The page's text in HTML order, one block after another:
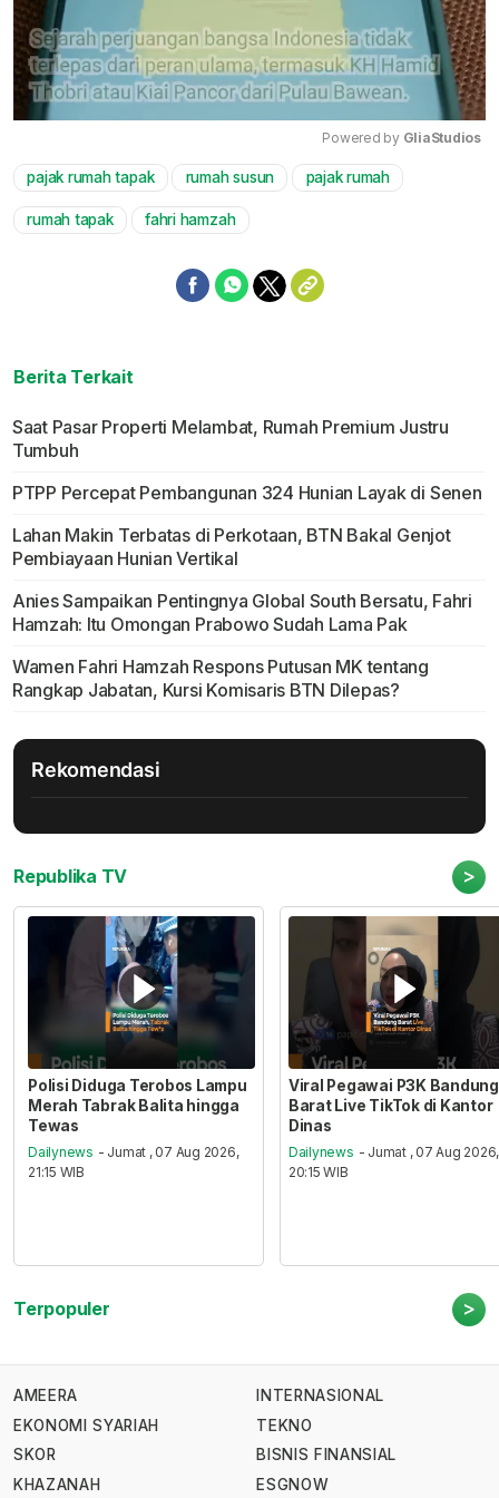
Powered by GliaStudios
pajak rumah tapak rumah susun pajak rumah
rumah tapak fahri hamzah
Berita Terkait
Saat Pasar Properti Melambat, Rumah Premium Justru
Tumbuh
PTPP Percepat Pembangunan 324 Hunian Layak di Senen
Lahan Makin Terbatas di Perkotaan, BTN Bakal Genjot
Pembiayaan Hunian Vertikal
Anies Sampaikan Pentingnya Global South Bersatu, Fahri
Hamzah: Itu Omongan Prabowo Sudah Lama Pak
Wamen Fahri Hamzah Respons Putusan MK tentang
Rangkap Jabatan, Kursi Komisaris BTN Dilepas?
Rekomendasi
Republika TV >
Polisi Diduga Terobos Lampu
Merah Tabrak Balita hingga
Tewas
Dailynews - Jumat , 07 Aug 2026,
21:15 WIB
Viral Pegawai P3K Bandung
Barat Live TikTok di Kantor
Dinas
Dailynews - Jumat , 07 Aug 2026,
20:15 WIB
Terpopuler >
AMEERA
EKONOMI SYARIAH
SKOR
KHAZANAH
INTERNASIONAL
TEKNO
BISNIS FINANSIAL
ESGNOW